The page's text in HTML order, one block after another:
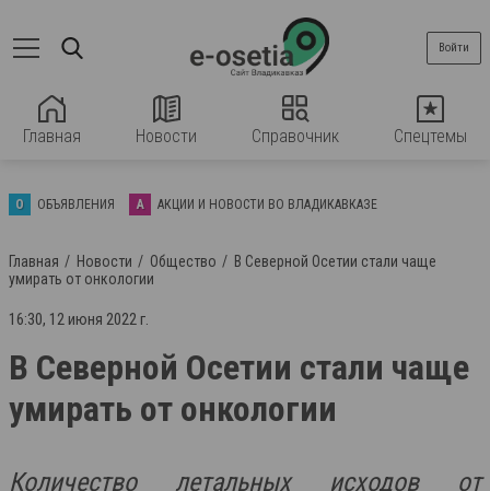
Главная Новости Справочник Спецтемы
Войти
О ОБЪЯВЛЕНИЯ А АКЦИИ И НОВОСТИ ВО ВЛАДИКАВКАЗЕ
Главная Новости Общество
В Северной Осетии стали чаще
умирать от онкологии
16:30, 12 июня 2022 г.
В Северной Осетии стали чаще
умирать от онкологии
Количество летальных исходов от